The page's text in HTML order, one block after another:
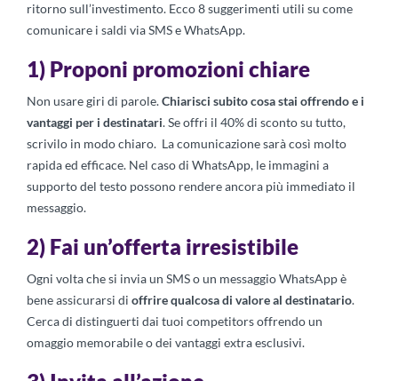
ritorno sull’investimento. Ecco 8 suggerimenti utili su come
comunicare i saldi via SMS e WhatsApp.
1) Proponi promozioni chiare
Non usare giri di parole.Chiarisci subito cosa stai offrendoe i
vantaggi per i destinatari. Se offri il 40% di sconto su tutto,
scrivilo in modo chiaro. La comunicazione sarà così molto
rapida ed efficace. Nel caso di WhatsApp, le immagini a
supporto del testo possono rendere ancora più immediato il
messaggio.
2) Fai un’offerta irresistibile
Ogni volta che si invia un SMS o un messaggio WhatsApp è
bene assicurarsi di offrire qualcosa di valore al destinatario.
Cerca di distinguerti dai tuoi competitors offrendo un
omaggio memorabile o dei vantaggi extra esclusivi.